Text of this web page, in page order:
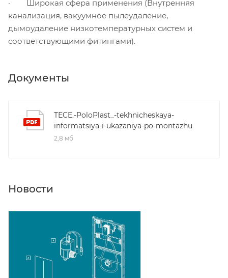
· Широкая сфера применения (Внутренняя
канализация, вакуумное пылеудаление,
дымоудаление низкотемпературных систем и
соответствующими фитингами).
Документы
TECE.-PoloPlast_-tekhnicheskaya-
informatsiya-i-ukazaniya-po-montazhu
2,8 мб
Новости